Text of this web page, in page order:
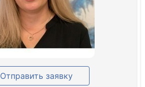
Отправить заявку